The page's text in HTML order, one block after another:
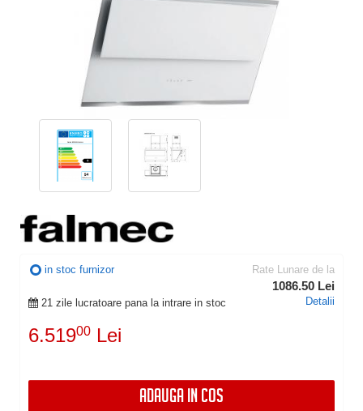
in stoc furnizor
21 zile lucratoare pana la intrare in stoc
6.51900 Lei
Rate Lunare de la
1086.50 Lei
Detalii
ADAUGA IN COS